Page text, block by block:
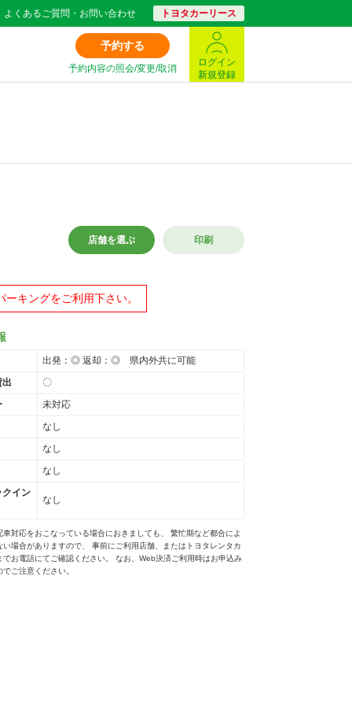
よくあるご質問・お問い合わせ トヨタカーリース
予約する
予約内容の照会/変更/取消
ログイン
新規登録
店舗を選ぶ 印刷
キングをご利用下さい。
出発：◎ 返却：◎ 県内外共に可能
出
〇
未対応
なし
なし
なし
クイン
なし
対応をおこなっている場合におきましても、 繁忙期など都合によ
い場合がありますので、 事前にご利用店舗、またはトヨタレンタカ
でお電話にてご確認ください。 なお、Web決済ご利用時はお申込み
ご注意ください。